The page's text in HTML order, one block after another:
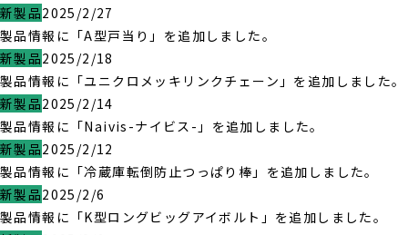
新製品2025/2/27
製品情報に「A型戸当り」を追加しました。
新製品2025/2/18
製品情報に「ユニクロメッキリンクチェーン」を追加しました。
新製品2025/2/14
製品情報に「Naivis-ナイビス-」を追加しました。
新製品2025/2/12
製品情報に「冷蔵庫転倒防止つっぱり棒」を追加しました。
新製品2025/2/6
製品情報に「K型ロングビッグアイボルト」を追加しました。